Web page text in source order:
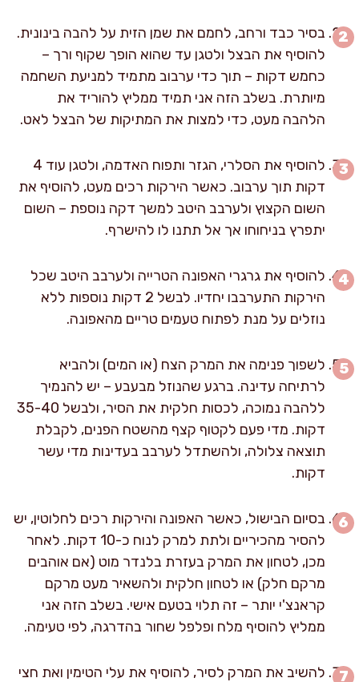
בסיר כבד ורחב, לחמם את שמן הזית על להבה בינונית.
להוסיף את הבצל ולטגן עד שהוא הופך שקוף ורך –
כחמש דקות – תוך כדי ערבוב מתמיד למניעת השחמה
מיותרת. בשלב הזה אני תמיד ממליץ להוריד את
הלהבה מעט, כדי למצות את המתיקות של הבצל לאט.
להוסיף את הסלרי, הגזר ותפוח האדמה, ולטגן עוד 4
דקות תוך ערבוב. כאשר הירקות רכים מעט, להוסיף את
השום הקצוץ ולערבב היטב למשך דקה נוספת – השום
יתפרץ בניחוחו אך אל תתנו לו להישרף.
להוסיף את גרגרי האפונה הטרייה ולערבב היטב שכל
הירקות התערבבו יחדיו. לבשל 2 דקות נוספות ללא
נוזלים על מנת לפתוח טעמים טריים מהאפונה.
לשפוך פנימה את המרק הצח (או המים) ולהביא
לרתיחה עדינה. ברגע שהנוזל מבעבע – יש להנמיך
ללהבה נמוכה, לכסות חלקית את הסיר, ולבשל 35-40
דקות. מדי פעם לקטוף קצף מהשטח הפנים, לקבלת
תוצאה צלולה, ולהשתדל לערבב בעדינות מדי עשר
דקות.
בסיום הבישול, כאשר האפונה והירקות רכים לחלוטין, יש
להסיר מהכיריים ולתת למרק לנוח כ-10 דקות. לאחר
מכן, לטחון את המרק בעזרת בלנדר מוט (אם אוהבים
מרקם חלק) או לטחון חלקית ולהשאיר מעט מרקם
קראנצ'י יותר – זה תלוי בטעם אישי. בשלב הזה אני
ממליץ להוסיף מלח ופלפל שחור בהדרגה, לפי טעימה.
להשיב את המרק לסיר, להוסיף את עלי הטימין ואת חצי